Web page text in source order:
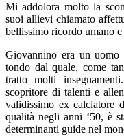
Mi addolora molto la
suoi allievi chiamato
bellissimo ricordo umano
Giovannino era un uomo
tondo dal quale, come
tratto molti
scopritore di talenti e
validissimo ex calciatore
qualità negli anni ‘50, è
determinanti guide nel